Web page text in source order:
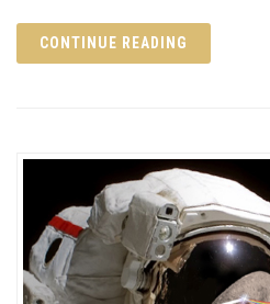
CONTINUE READING